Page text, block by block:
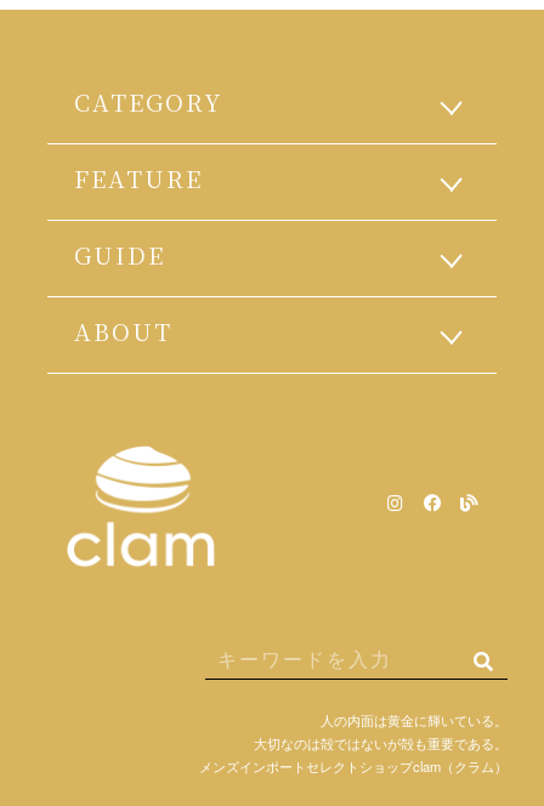
CATEGORY
FEATURE
GUIDE
ABOUT
人の内面は黄金に輝いている。
大切なのは殻ではないが殻も重要である。
メンズインポートセレクトショップclam（クラム）